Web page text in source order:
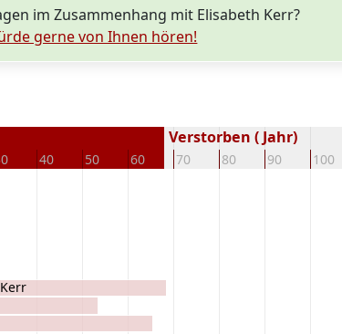
im Zusammenhang mit Elisabeth Kerr?
gerne von Ihnen hören!
40 50 60 70 80 90 100
Verstorben ( Jahr)